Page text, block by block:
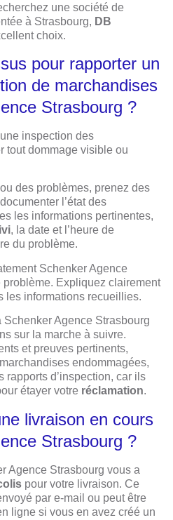
une société de
à Strasbourg, DB
choix.
pour rapporter un
de marchandises
Strasbourg ?
inspection des
tout dommage visible ou
ou des problèmes, prenez des
l’état des
les informations pertinentes,
, la date et l’heure de
du problème.
Schenker Agence
Expliquez clairement
les informations recueillies.
Schenker Agence Strasbourg
sur la marche à suivre.
et preuves pertinents,
endommagées,
rapports d’inspection, car ils
étayer votre réclamation.
livraison en cours
Strasbourg ?
Agence Strasbourg vous a
pour votre livraison. Ce
par e-mail ou peut être
ligne si vous en avez créé un